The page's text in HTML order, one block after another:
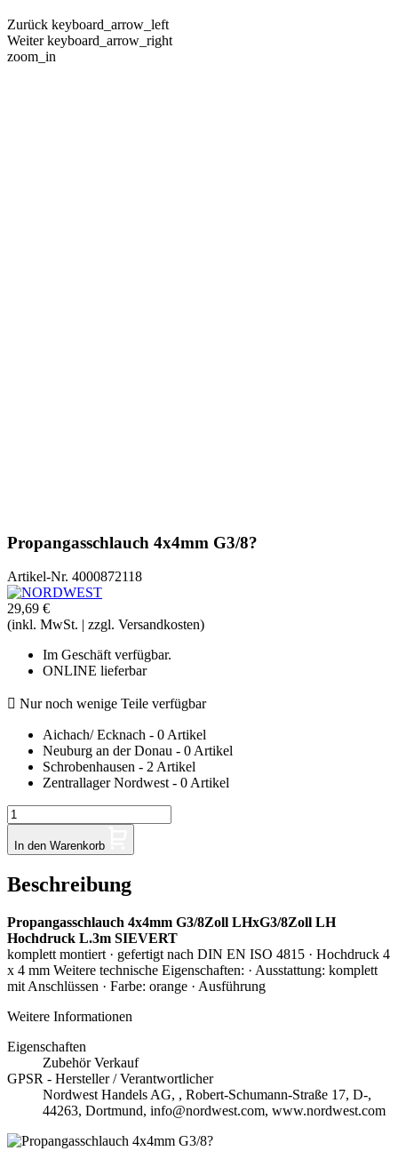
Zurück keyboard_arrow_left
Weiter keyboard_arrow_right
zoom_in
Propangasschlauch 4x4mm G3/8?
Artikel-Nr. 4000872118
29,69 €
(inkl. MwSt. | zzgl. Versandkosten)
Im Geschäft verfügbar.
ONLINE lieferbar
 Nur noch wenige Teile verfügbar
Aichach/ Ecknach - 0 Artikel
Neuburg an der Donau - 0 Artikel
Schrobenhausen - 2 Artikel
Zentrallager Nordwest - 0 Artikel
In den Warenkorb
Beschreibung
Propangasschlauch 4x4mm G3/8Zoll LHxG3/8Zoll LH
Hochdruck L.3m SIEVERT
komplett montiert · gefertigt nach DIN EN ISO 4815 · Hochdruck 4
x 4 mm Weitere technische Eigenschaften: · Ausstattung: komplett
mit Anschlüssen · Farbe: orange · Ausführung
Weitere Informationen
Eigenschaften
Zubehör Verkauf
GPSR - Hersteller / Verantwortlicher
Nordwest Handels AG, , Robert-Schumann-Straße 17, D-,
44263, Dortmund, info@nordwest.com, www.nordwest.com